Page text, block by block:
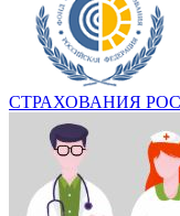
СТРАХОВАНИЯ